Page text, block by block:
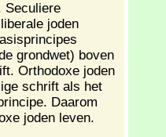
Seculiere
joden
grondwet) boven
Orthodoxe joden
schrift als het
Daarom
joden leven.